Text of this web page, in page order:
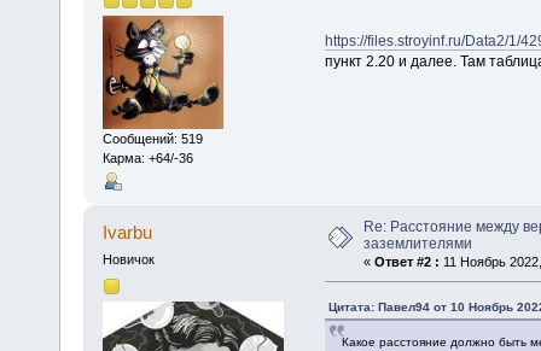
Сообщений: 519
Карма: +64/-36
https://files.stroyinf.ru/Data2/1/
пункт 2.20 и далее. Там
Ivarbu
Новичок
Re: Расстояние между
заземлителями
« Ответ #2 : 11 Ноябрь
Цитата: Павел94 от 10 Ноябрь
Какое расстояние должно быть